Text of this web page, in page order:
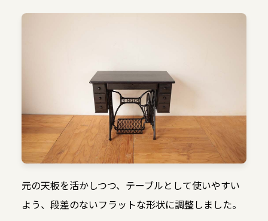
元の天板を活かしつつ、テーブルとして使いやすい
よう、段差のないフラットな形状に調整しました。